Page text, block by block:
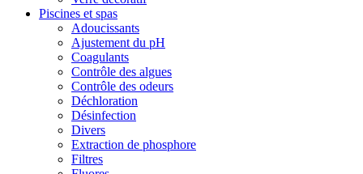
Piscines et spas
Adoucissants
Ajustement du pH
Coagulants
Contrôle des algues
Contrôle des odeurs
Déchloration
Désinfection
Divers
Extraction de phosphore
Filtres